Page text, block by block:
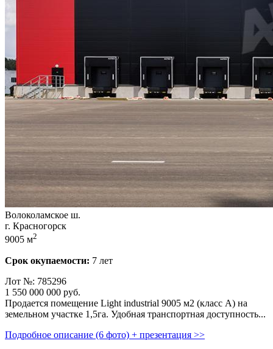
Волоколамское ш.
г. Красногорск
9005 м2
Срок окупаемости: 7 лет
Лот №: 785296
1 550 000 000 руб.
Продается помещение Light industrial 9005 м2 (класс А) на
земельном участке 1,­5га. Удобная транспортная доступность...
Подробное описание (6 фото) + презентация >>